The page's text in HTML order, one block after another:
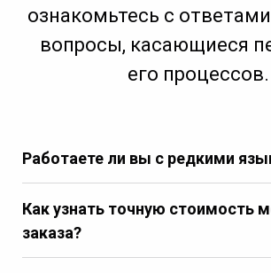
ознакомьтесь с
вопросы, касающиеся
его процессов.
Работаете ли вы с редкими
Как узнать точную стоимость
заказа?